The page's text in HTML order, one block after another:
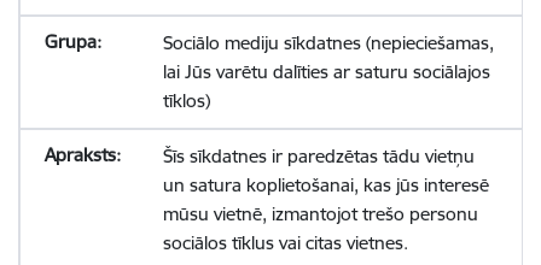
Sociālo mediju sīkdatnes (nepieciešamas,
lai Jūs varētu dalīties ar saturu sociālajos
tīklos)
Šīs sīkdatnes ir paredzētas tādu vietņu
un satura koplietošanai, kas jūs interesē
mūsu vietnē, izmantojot trešo personu
sociālos tīklus vai citas vietnes.